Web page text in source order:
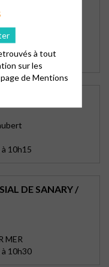
10h15
DE SANARY /
MER
10h30
à tout
sur les
deMentions